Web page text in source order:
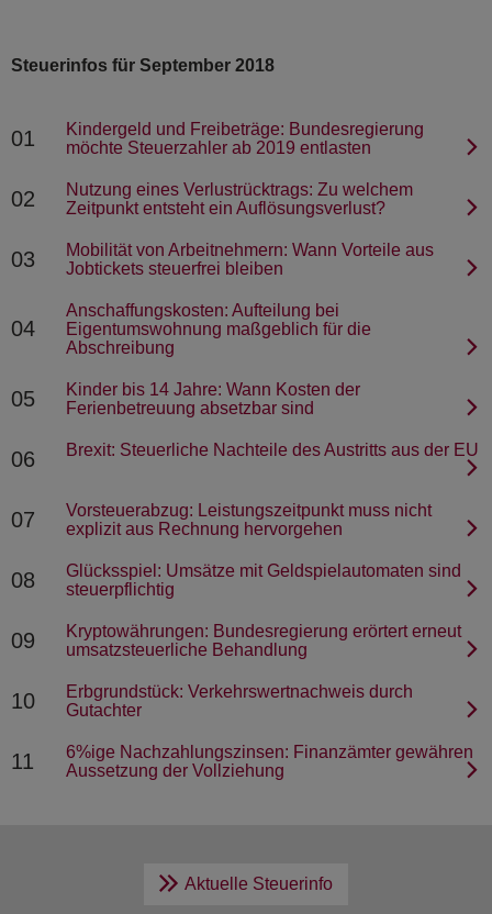
Steuerinfos für September 2018
01
Kindergeld und Freibeträge: Bundesregierung
möchte Steuerzahler ab 2019 entlasten
02
Nutzung eines Verlustrücktrags: Zu welchem
Zeitpunkt entsteht ein Auflösungsverlust?
03
Mobilität von Arbeitnehmern: Wann Vorteile aus
Jobtickets steuerfrei bleiben
04
Anschaffungskosten: Aufteilung bei
Eigentumswohnung maßgeblich für die
Abschreibung
05
Kinder bis 14 Jahre: Wann Kosten der
Ferienbetreuung absetzbar sind
06 Brexit: Steuerliche Nachteile des Austritts aus der EU
07
Vorsteuerabzug: Leistungszeitpunkt muss nicht
explizit aus Rechnung hervorgehen
08
Glücksspiel: Umsätze mit Geldspielautomaten sind
steuerpflichtig
09
Kryptowährungen: Bundesregierung erörtert erneut
umsatzsteuerliche Behandlung
10
Erbgrundstück: Verkehrswertnachweis durch
Gutachter
11
6%ige Nachzahlungszinsen: Finanzämter gewähren
Aussetzung der Vollziehung
Aktuelle Steuerinfo